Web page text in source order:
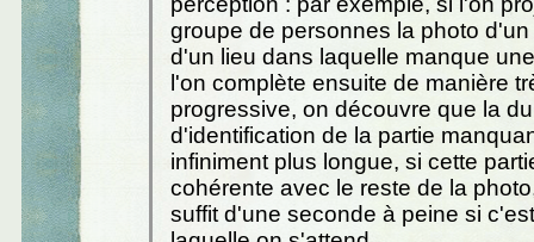
groupe de personnes la photo
d'un lieu dans laquelle manque
l'on complète ensuite de manière
progressive, on découvre que la
d'identification de la partie
infiniment plus longue, si cette
cohérente avec le reste de la
suffit d'une seconde à peine si